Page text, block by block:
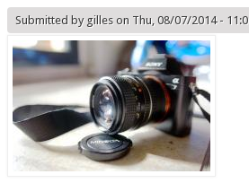
Submitted by gilleson Thu, 08/07/2014 -